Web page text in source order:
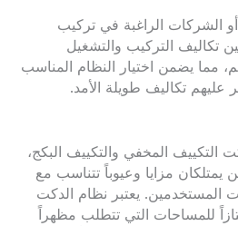
أو الشركات الراغبة في تركيب
تكاليف التركيب والتشغيل
مما يضمن اختيار النظام المناسب
عليهم تكاليف طويلة الأمد.
التكييف المخفي والتكييف البكج،
يمتلكان مزايا وعيوباً تتناسب مع
المستخدمين. يعتبر نظام الدكت
للمساحات التي تتطلب مظهراً